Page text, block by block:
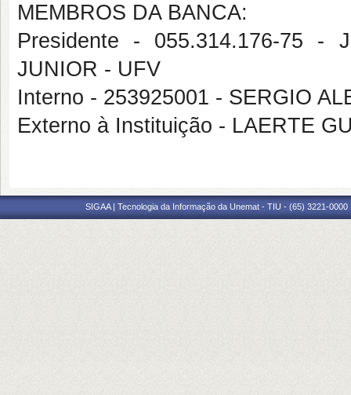
MEMBROS DA BANCA:
Presidente - 055.314.176-75 -
JUNIOR - UFV
Interno - 253925001 - SERGIO
Externo à Instituição - LAERTE
SIGAA | Tecnologia da Informação da Unemat - TIU - (65) 3221-